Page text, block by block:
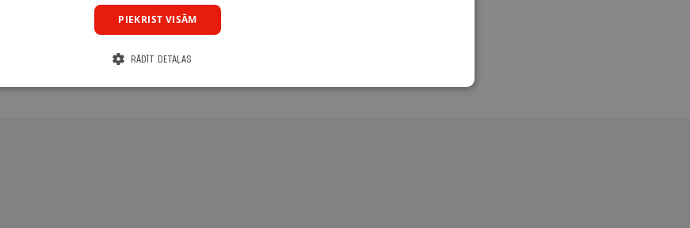
Abonēt
Citas abonēšanas iespējas meklē šeit
PIEKRIST VISĀM
RĀDĪT DETAĻAS